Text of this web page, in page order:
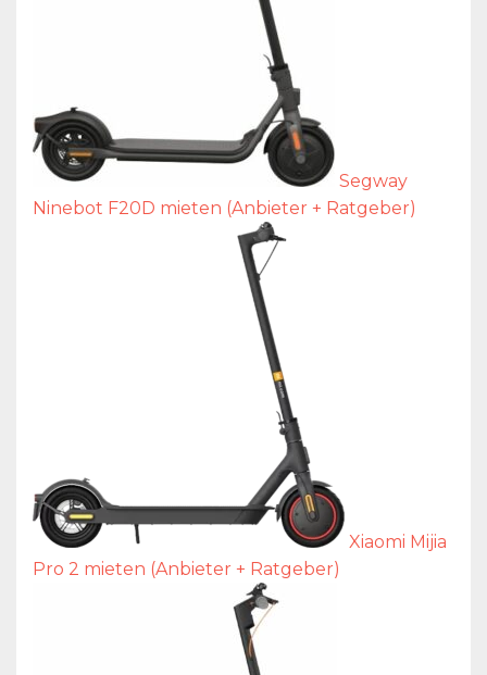
Segway
Ninebot F20D mieten (Anbieter + Ratgeber)
Xiaomi Mijia
Pro 2 mieten (Anbieter + Ratgeber)